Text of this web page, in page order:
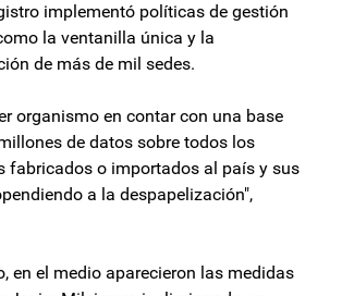
implementó políticas de gestión
la ventanilla única y la
de más de mil sedes.
organismo en contar con una base
de datos sobre todos los
fabricados o importados al país y sus
a la despapelización",
en el medio aparecieron las medidas